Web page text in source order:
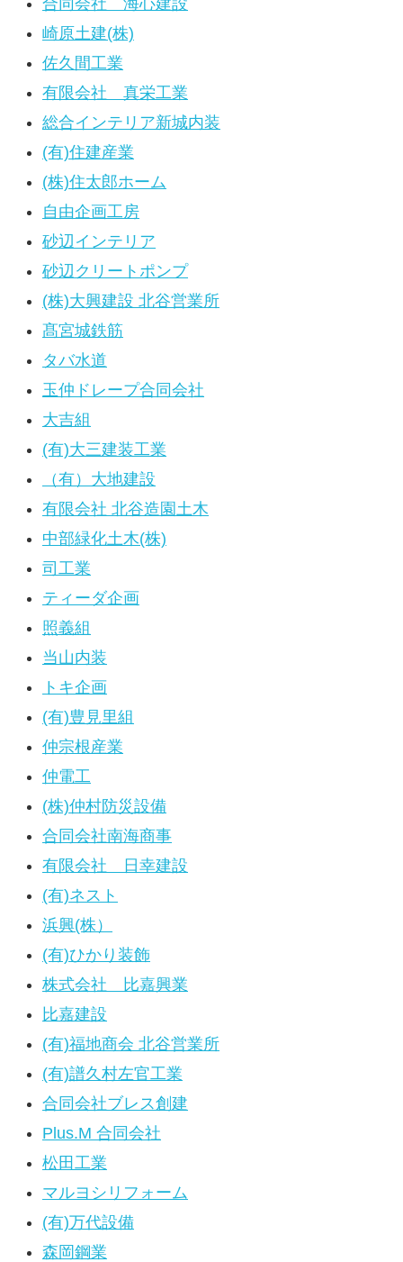
合同会社 海心建設
崎原土建(株)
佐久間工業
有限会社 真栄工業
総合インテリア新城内装
(有)住建産業
(株)住太郎ホーム
自由企画工房
砂辺インテリア
砂辺クリートポンプ
(株)大興建設 北谷営業所
髙宮城鉄筋
タバ水道
玉仲ドレープ合同会社
大吉組
(有)大三建装工業
（有）大地建設
有限会社 北谷造園土木
中部緑化土木(株)
司工業
ティーダ企画
照義組
当山内装
トキ企画
(有)豊見里組
仲宗根産業
仲電工
(株)仲村防災設備
合同会社南海商事
有限会社 日幸建設
(有)ネスト
浜興(株）
(有)ひかり装飾
株式会社 比嘉興業
比嘉建設
(有)福地商会 北谷営業所
(有)譜久村左官工業
合同会社ブレス創建
Plus.M 合同会社
松田工業
マルヨシリフォーム
(有)万代設備
森岡鋼業